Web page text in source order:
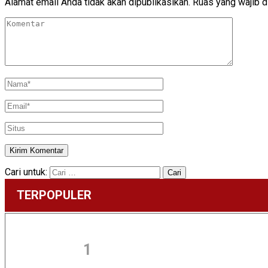
Cari untuk:
TERPOPULER
1